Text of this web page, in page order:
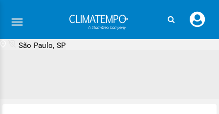
seu
São Paulo, SP